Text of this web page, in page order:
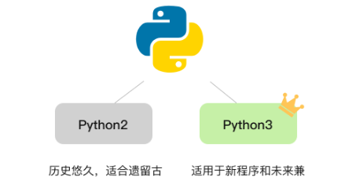
3. 第一个Python程序
4. 基础数据类型